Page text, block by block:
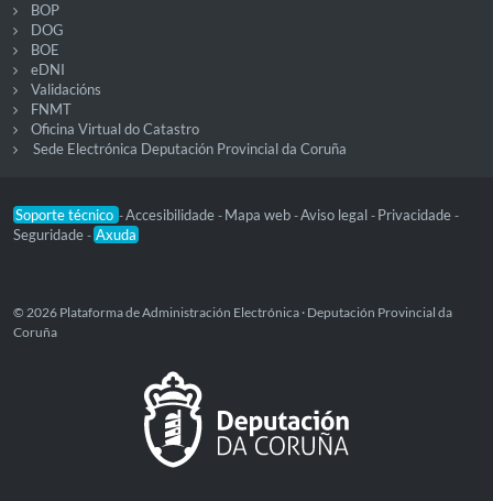
BOP
DOG
BOE
eDNI
Validacións
FNMT
Oficina Virtual do Catastro
Sede Electrónica Deputación Provincial da Coruña
Soporte técnico -Accesibilidade - Mapa web -Aviso legal - Privacidade -
Seguridade - Axuda
© 2026 Plataforma de Administración Electrónica · Deputación Provincial da
Coruña